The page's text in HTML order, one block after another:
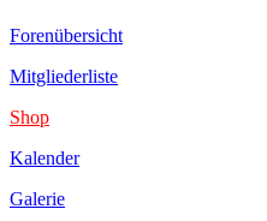
Forenübersicht
Mitgliederliste
Shop
Kalender
Galerie